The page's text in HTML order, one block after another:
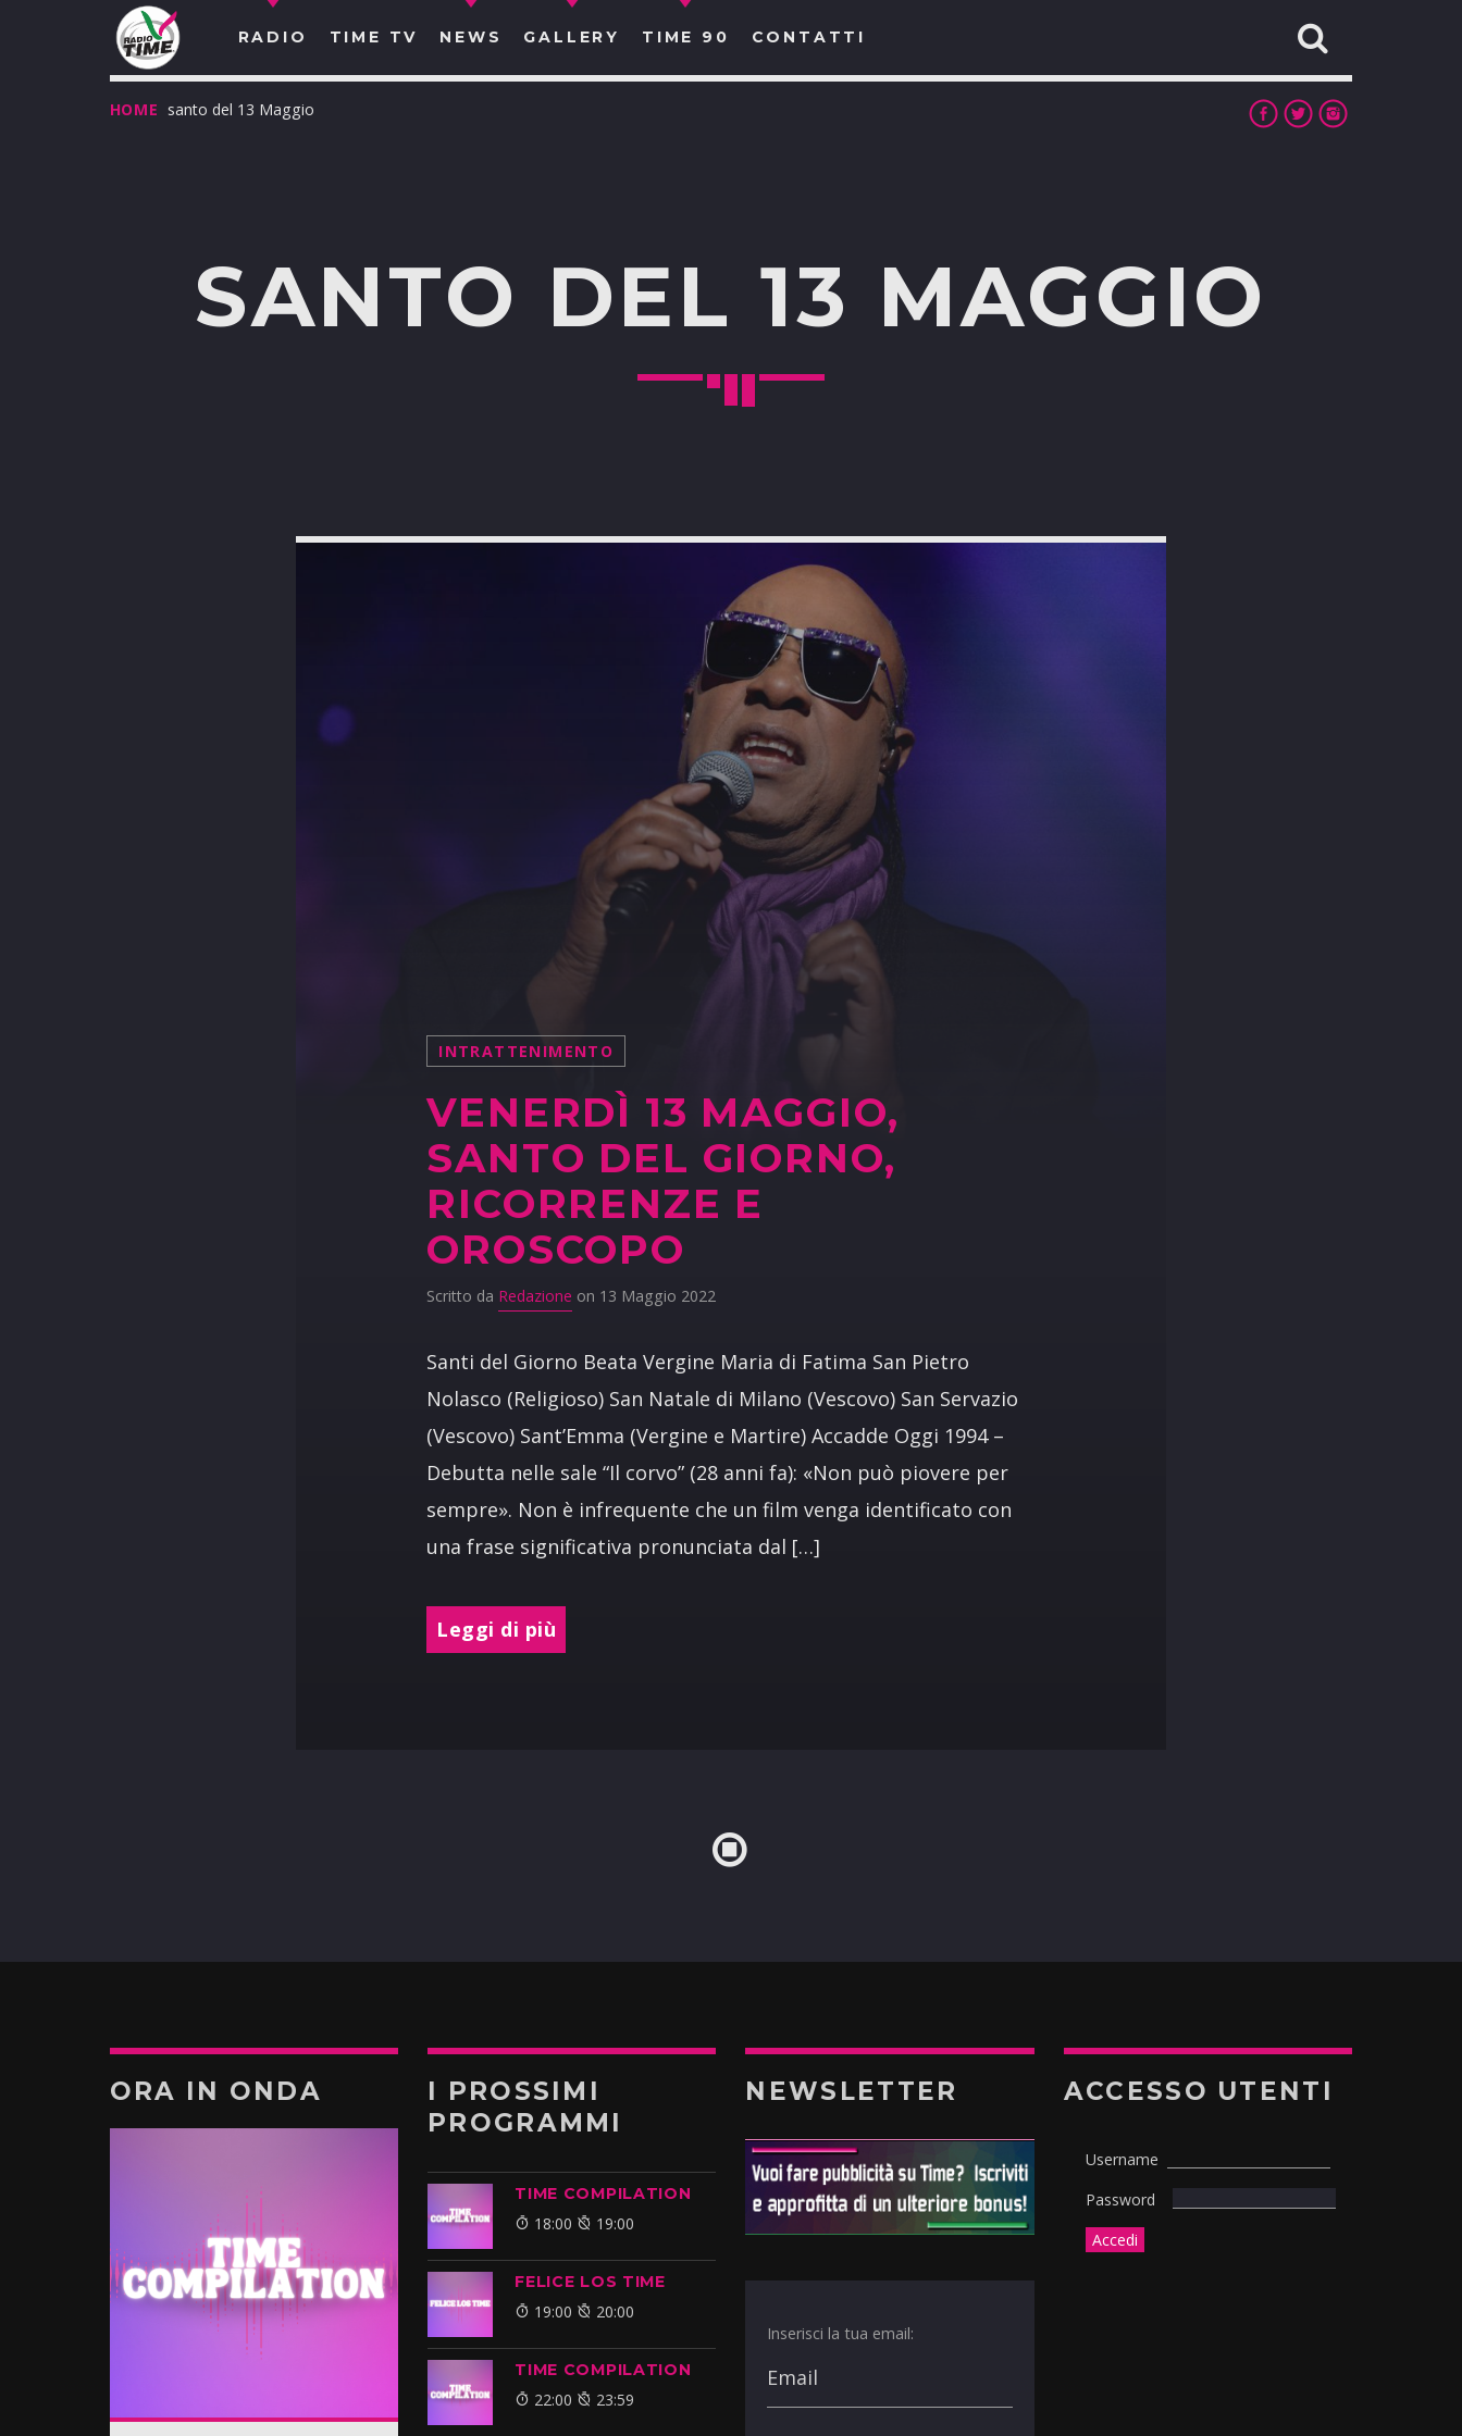
RADIO TIME TV NEWS GALLERY TIME 90 CONTATTI
HOME santo del 13 Maggio
SANTO DEL 13 MAGGIO
INTRATTENIMENTO
VENERDÌ 13 MAGGIO,
SANTO DEL GIORNO,
RICORRENZE E
OROSCOPO
Scritto da Redazione on 13 Maggio 2022
Santi del Giorno Beata Vergine Maria di Fatima San Pietro
Nolasco (Religioso) San Natale di Milano (Vescovo) San Servazio
(Vescovo) Sant’Emma (Vergine e Martire) Accadde Oggi 1994 –
Debutta nelle sale “Il corvo” (28 anni fa): «Non può piovere per
sempre». Non è infrequente che un film venga identificato con
una frase significativa pronunciata dal […]
Leggi di più
ORA IN ONDA
I PROSSIMI
PROGRAMMI
TIME COMPILATION
18:00 19:00
FELICE LOS TIME
19:00 20:00
TIME COMPILATION
22:00 23:59
NEWSLETTER
Inserisci la tua email:
ACCESSO UTENTI
Username
Password